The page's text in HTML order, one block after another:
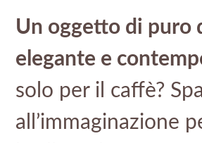
Un oggetto di puro
elegante e
solo per il caffè?
all’immaginazione